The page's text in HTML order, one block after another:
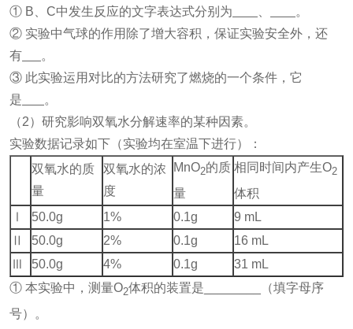
① B、C中发生反应的文字表达式分别为
。
② 实验中气球的作用除了增大容积，保证实验安全外，还
有
。
③ 此实验运用对比的方法研究了燃烧的一个条件，它
是
。
（2）研究影响双氧水分解速率的某种因素。
实验数据记录如下（实验均在室温下进行）：
双氧水的质
量
双氧水的浓
度
MnO2的质
量
相同时间内产生O2
体积
Ⅰ
50.0g 1% 0.1g
9 mL
Ⅱ
50.0g 2% 0.1g
16 mL
Ⅲ
50.0g 4% 0.1g
31 mL
① 本实验中，测量O2体积的装置是________（填字母序
号）。